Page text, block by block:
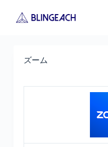
ズーム